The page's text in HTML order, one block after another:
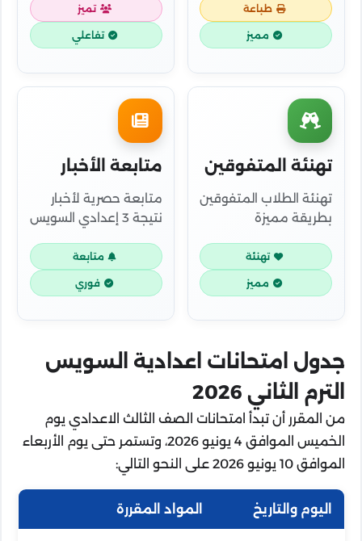
طباعة
مميز
تميز
تفاعلي
تهنئة المتفوقين
تهنئة الطلاب المتفوقين
بطريقة مميزة
تهنئة
مميز
متابعة الأخبار
متابعة حصرية لأخبار
نتيجة 3 إعدادي السويس
متابعة
فوري
جدول امتحانات اعدادية السويس
الترم الثاني 2026
من المقرر أن تبدأ امتحانات الصف الثالث الاعدادي يوم
الخميس الموافق 4 يونيو 2026، وتستمر حتى يوم الأربعاء
الموافق 10 يونيو 2026 على النحو التالي:
اليوم والتاريخ المواد المقررة